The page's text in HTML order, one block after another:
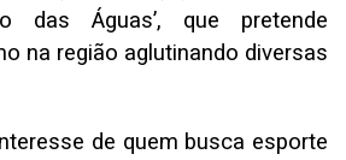
das Águas’, que pretende
na região aglutinando diversas
de quem busca esporte